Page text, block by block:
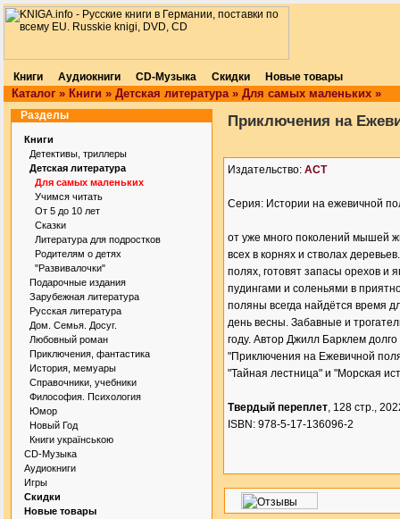
Книги Аудиокниги CD-Музыка Скидки Новые товары
Каталог » Книги » Детская литература» Для самых маленьких »
Разделы
Книги
Детективы, триллеры
Детская литература
Для самых маленьких
Учимся читать
От 5 до 10 лет
Сказки
Литература для подростков
Родителям о детях
"Развивалочки"
Подарочные издания
Зарубежная литература
Русская литература
Дом. Семья. Досуг.
Любовный роман
Приключения, фантастика
История, мемуары
Справочники, учебники
Философия. Психология
Юмор
Новый Год
Книги українською
CD-Музыка
Аудиокниги
Игры
Скидки
Новые товары
Приключения на
Издательство: АСТ
Серия: Истории на ежевичной
от уже много поколений мышей
всех в корнях и стволах
полях, готовят запасы орехов и
пудингами и соленьями в
поляны всегда найдётся время
день весны. Забавные и
году. Автор Джилл Барклем
"Приключения на Ежевичной
"Тайная лестница" и "Морская
Твердый переплет, 128 стр.,
ISBN: 978-5-17-136096-2